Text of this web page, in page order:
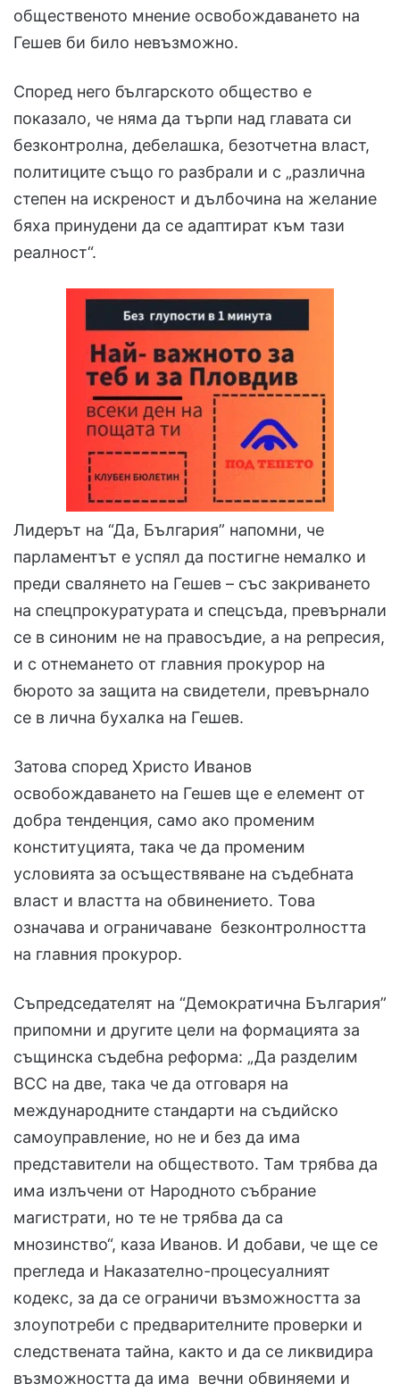
общественото мнение освобождаването на
Гешев би било невъзможно.
Според него българското общество е
показало, че няма да търпи над главата си
безконтролна, дебелашка, безотчетна власт,
политиците също го разбрали и с „различна
степен на искреност и дълбочина на желание
бяха принудени да се адаптират към тази
реалност“.
Лидерът на “Да, България” напомни, че
парламентът е успял да постигне немалко и
преди свалянето на Гешев – със закриването
на спецпрокуратурата и спецсъда, превърнали
се в синоним не на правосъдие, а на репресия,
и с отнемането от главния прокурор на
бюрото за защита на свидетели, превърнало
се в лична бухалка на Гешев.
Затова според Христо Иванов
освобождаването на Гешев ще е елемент от
добра тенденция, само ако променим
конституцията, така че да променим
условията за осъществяване на съдебната
власт и властта на обвинението. Това
означава и ограничаване безконтролността
на главния прокурор.
Съпредседателят на “Демократична България”
припомни и другите цели на формацията за
същинска съдебна реформа: „Да разделим
ВСС на две, така че да отговаря на
международните стандарти на съдийско
самоуправление, но не и без да има
представители на обществото. Там трябва да
има излъчени от Народното събрание
магистрати, но те не трябва да са
мнозинство“, каза Иванов. И добави, че ще се
прегледа и Наказателно-процесуалният
кодекс, за да се ограничи възможността за
злоупотреби с предварителните проверки и
следствената тайна, както и да се ликвидира
възможността да има вечни обвиняеми и